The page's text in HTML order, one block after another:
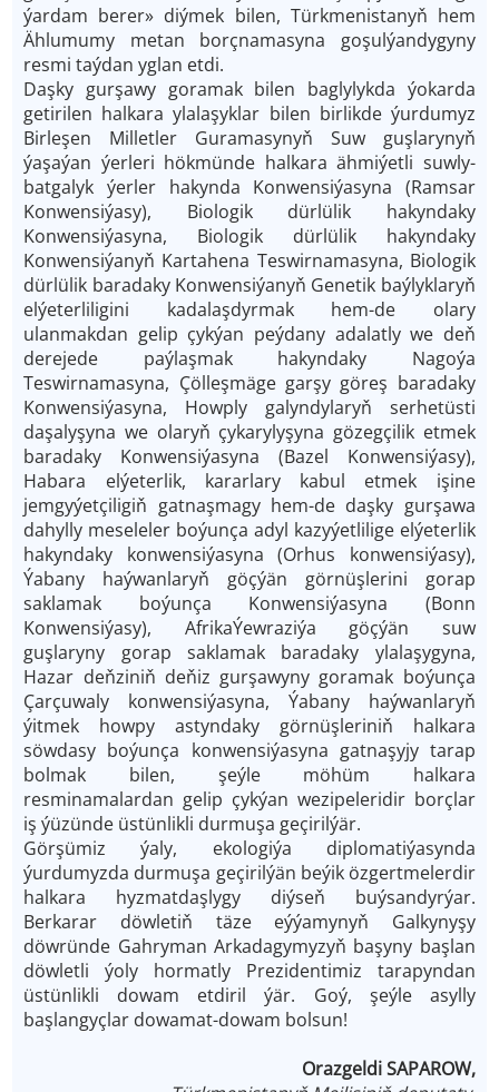
ýardam berer» diýmek bilen, Türkmenistanyň hem
Ählumumy metan borçnamasyna goşulýandygyny
resmi taýdan yglan etdi.
Daşky gurşawy goramak bilen baglylykda ýokarda
getirilen halkara ylalaşyklar bilen birlikde ýurdumyz
Birleşen Milletler Guramasynyň Suw guşlarynyň
ýaşaýan ýerleri hökmünde halkara ähmiýetli suwly­-
batgalyk ýerler hakynda Konwensiýasyna (Ramsar
Konwensiýasy), Biologik dürlülik hakyndaky
Konwensiýasyna, Biologik dürlülik hakyndaky
Konwensiýanyň Kartahena Teswirnamasyna, Biologik
dürlülik baradaky Konwensiýanyň Genetik baýlyklaryň
elýeterliligini kadalaşdyrmak hem-­de olary
ulanmakdan gelip çykýan peýdany adalatly we deň
derejede paýlaşmak hakyndaky Nagoýa
Teswirnamasyna, Çölleşmäge garşy göreş baradaky
Konwensiýasyna, Howply galyndylaryň serhetüsti
daşalyşyna we olaryň çykarylyşyna gözegçilik etmek
baradaky Konwensiýasyna (Bazel Konwensiýasy),
Habara elýeterlik, kararlary kabul etmek işine
jemgyýetçiligiň gatnaşmagy hem­-de daşky gurşawa
dahylly meseleler boýunça adyl kazyýetlilige elýeterlik
hakyndaky konwensiýasyna (Orhus konwensiýasy),
Ýabany haýwanlaryň göçýän görnüşlerini gorap
saklamak boýunça Konwensiýasyna (Bonn
Konwensiýasy), Afrika­Ýewraziýa göçýän suw
guşlaryny gorap saklamak baradaky ylalaşygyna,
Hazar deňziniň deňiz gurşawyny goramak boýunça
Çarçuwaly konwensiýasyna, Ýabany haýwanlaryň
ýitmek howpy astyndaky görnüşleriniň halkara
söwdasy boýunça konwensiýasyna gatnaşyjy tarap
bolmak bilen, şeýle möhüm halkara
resminamalardan gelip çykýan wezipeleridir borçlar
iş ýüzünde üstünlikli durmuşa geçirilýär.
Görşümiz ýaly, ekologiýa diplomatiýasynda
ýurdumyzda durmuşa geçirilýän beýik özgertmelerdir
halkara hyzmatdaşlygy diýseň buýsandyrýar.
Berkarar döwletiň täze eýýamynyň Galkynyşy
döwründe Gahryman Arkadagymyzyň başyny başlan
döwletli ýoly hormatly Prezidentimiz tarapyndan
üstünlikli dowam etdiril ýär. Goý, şeýle asylly
başlangyçlar dowamat-­dowam bolsun!
Orazgeldi SAPAROW,